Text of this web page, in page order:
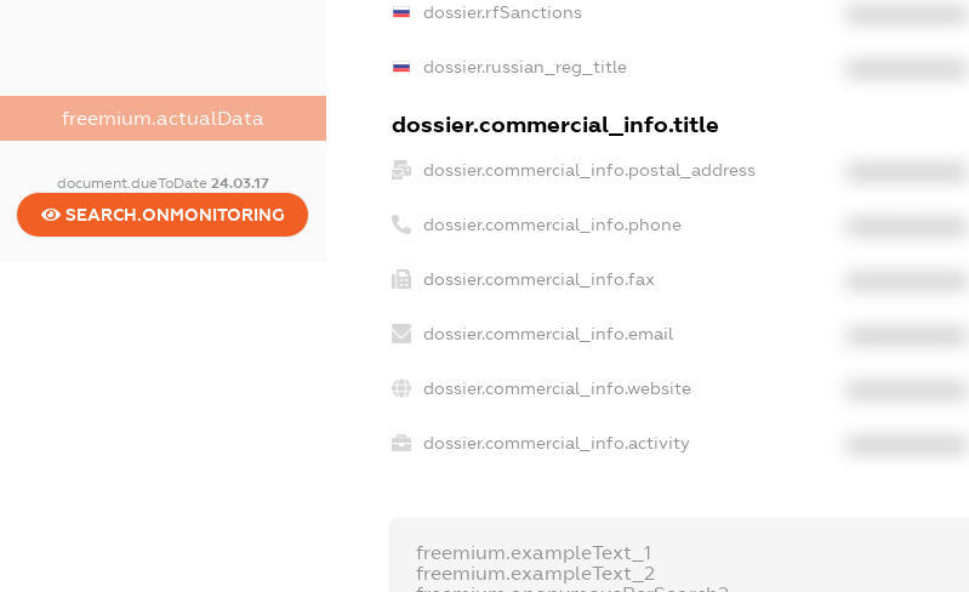
freemium.actualData
document.dueToDate 24.03.17
SEARCH.ONMONITORING
dossier.rfSanctions
dossier.russian_reg_title
dossier.commercial_info.title
dossier.commercial_info.postal_address
dossier.commercial_info.phone
dossier.commercial_info.fax
dossier.commercial_info.email
dossier.commercial_info.website
dossier.commercial_info.activity
freemium.exampleText_1
freemium.exampleText_2